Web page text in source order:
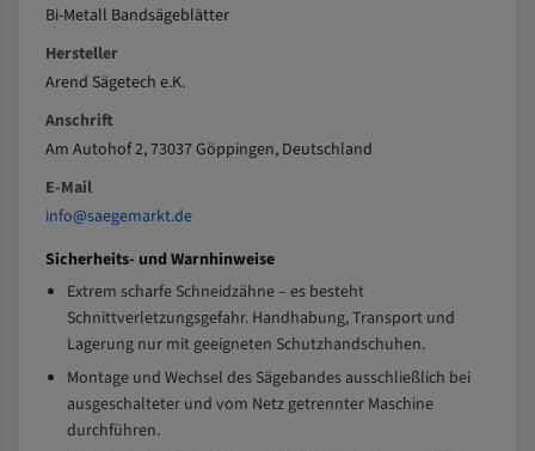
Bi-Metall Bandsägeblätter
Hersteller
Arend Sägetech e.K.
Anschrift
Am Autohof 2, 73037 Göppingen, Deutschland
E-Mail
info@saegemarkt.de
Sicherheits- und Warnhinweise
Extrem scharfe Schneidzähne – es besteht
Schnittverletzungsgefahr. Handhabung, Transport und
Lagerung nur mit geeigneten Schutzhandschuhen.
Montage und Wechsel des Sägebandes ausschließlich bei
ausgeschalteter und vom Netz getrennter Maschine
durchführen.